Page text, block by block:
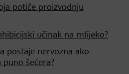
potiče proizvodnju
učinak na mlijeko?
postaje nervozna ako
šećera?